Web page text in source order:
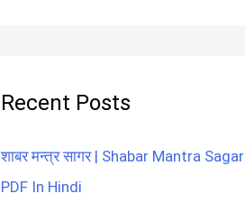
Recent Posts
शाबर मन्त्र सागर | Shabar Mantra Sagar
PDF In Hindi